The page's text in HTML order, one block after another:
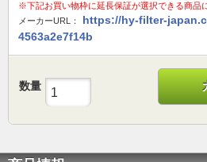
※下記お買い物枠に延長保証が選択できる商品
メーカーURL：
https://hy-filter-
4563a2e7f14b
数量